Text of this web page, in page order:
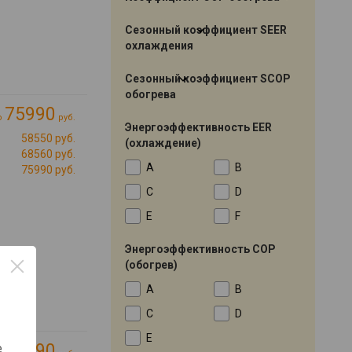
75990 руб.
→
58550 руб.
68560 руб.
75990 руб.
Сезонный коэффициент SEER
охлаждения
Сезонный коэффициент SCOP
обогрева
Энергоэффективность EER
(охлаждение)
A
B
C
D
E
F
Энергоэффективность COP
(обогрев)
A
B
C
D
E